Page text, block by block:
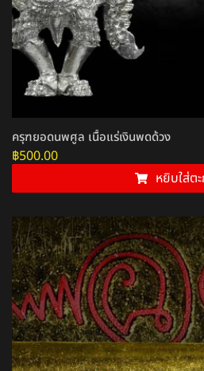
ครุฑยอดนพศูล เนื้อแร่เงินพดด้วง
฿500.00
หยิบใส่ต